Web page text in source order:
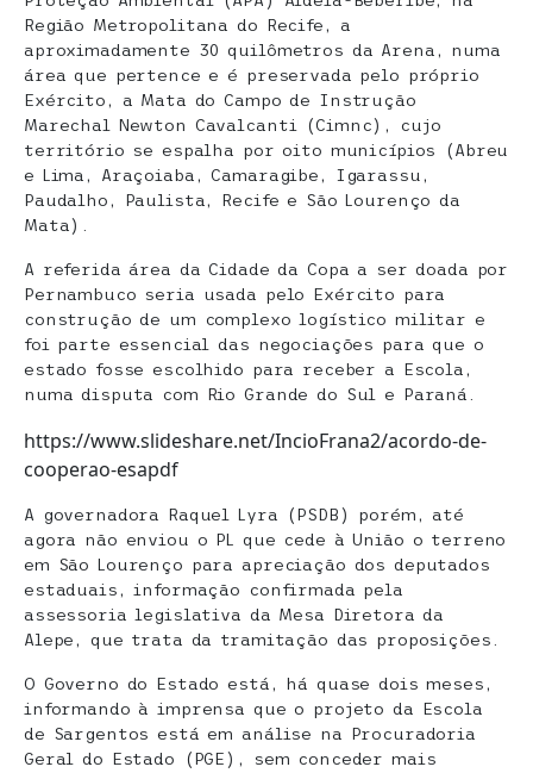
Região Metropolitana do Recife, a
aproximadamente 30 quilômetros da Arena, numa
área que pertence e é preservada pelo próprio
Exército, a Mata do Campo de Instrução
Marechal Newton Cavalcanti (Cimnc), cujo
território se espalha por oito municípios (Abreu
e Lima, Araçoiaba, Camaragibe, Igarassu,
Paudalho, Paulista, Recife e São Lourenço da
Mata).
A referida área da Cidade da Copa a ser doada por
Pernambuco seria usada pelo Exército para
construção de um complexo logístico militar e
foi parte essencial das negociações para que o
estado fosse escolhido para receber a Escola,
numa disputa com Rio Grande do Sul e Paraná.
https://www.slideshare.net/IncioFrana2/acordo-de-
cooperao-esapdf
A governadora Raquel Lyra (PSDB) porém, até
agora não enviou o PL que cede à União o terreno
em São Lourenço para apreciação dos deputados
estaduais, informação confirmada pela
assessoria legislativa da Mesa Diretora da
Alepe, que trata da tramitação das proposições.
O Governo do Estado está, há quase dois meses,
informando à imprensa que o projeto da Escola
de Sargentos está em análise na Procuradoria
Geral do Estado (PGE), sem conceder mais